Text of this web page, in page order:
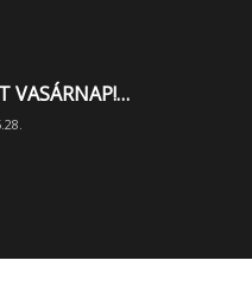
VASÁRNAP!…